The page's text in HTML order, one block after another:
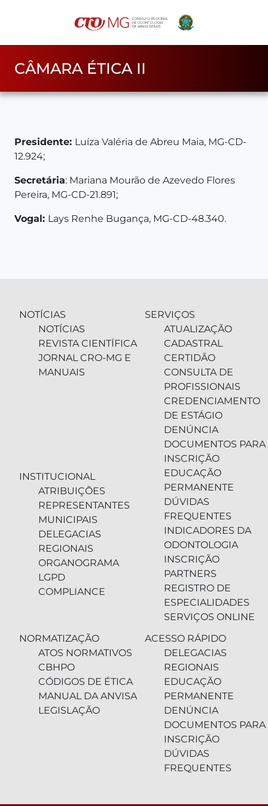
CÂMARA ÉTICA II
Presidente: Luíza Valéria de Abreu Maia, MG-CD-
12.924;
Secretária: Mariana Mourão de Azevedo Flores
Pereira, MG-CD-21.891;
Vogal: Lays Renhe Bugança, MG-CD-48.340.
NOTÍCIAS
NOTÍCIAS
REVISTA CIENTÍFICA
JORNAL CRO-MG E
MANUAIS
INSTITUCIONAL
ATRIBUIÇÕES
REPRESENTANTES
MUNICIPAIS
DELEGACIAS
REGIONAIS
ORGANOGRAMA
LGPD
COMPLIANCE
SERVIÇOS
ATUALIZAÇÃO
CADASTRAL
CERTIDÃO
CONSULTA DE
PROFISSIONAIS
CREDENCIAMENTO
DE ESTÁGIO
DENÚNCIA
DOCUMENTOS PARA
INSCRIÇÃO
EDUCAÇÃO
PERMANENTE
DÚVIDAS
FREQUENTES
INDICADORES DA
ODONTOLOGIA
INSCRIÇÃO
PARTNERS
REGISTRO DE
ESPECIALIDADES
SERVIÇOS ONLINE
NORMATIZAÇÃO
ATOS NORMATIVOS
CBHPO
CÓDIGOS DE ÉTICA
MANUAL DA ANVISA
LEGISLAÇÃO
ACESSO RÁPIDO
DELEGACIAS
REGIONAIS
EDUCAÇÃO
PERMANENTE
DENÚNCIA
DOCUMENTOS PARA
INSCRIÇÃO
DÚVIDAS
FREQUENTES